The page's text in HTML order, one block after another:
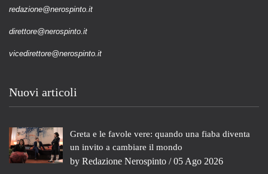
redazione@nerospinto.it
direttore@nerospinto.it
vicedirettore@nerospinto.it
Nuovi articoli
Greta e le favole vere: quando una fiaba diventa
un invito a cambiare il mondo
by Redazione Nerospinto / 05 Ago 2026